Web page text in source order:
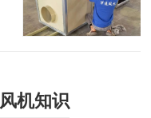
风机知识